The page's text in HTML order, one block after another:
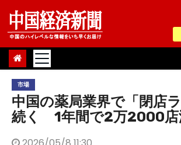
Skip
content
市場
中国の薬局業界で「閉店ラ
続く 1年間で2万2000店